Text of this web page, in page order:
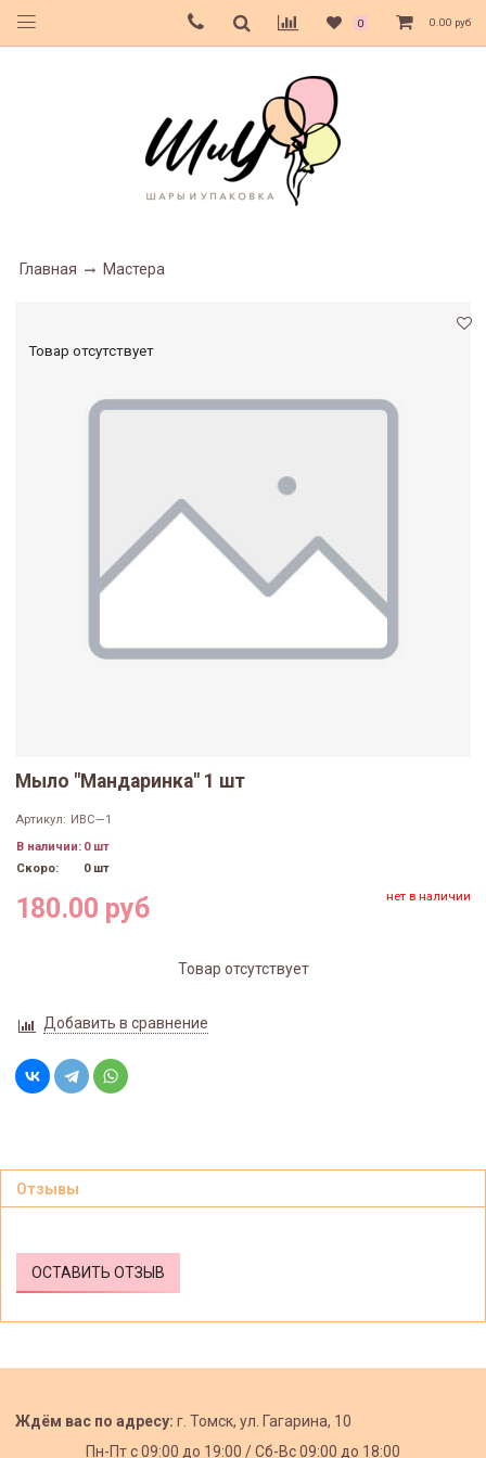
0 0.00 руб
Главная Мастера
Товар отсутствует
Мыло "Мандаринка" 1 шт
Артикул: ИВС—1
В наличии: 0 шт
Скоро:
0 шт
180.00 руб нет в наличии
Товар отсутствует
Добавить в сравнение
Отзывы
ОСТАВИТЬ ОТЗЫВ
Ждём вас по адресу: г. Томск, ул. Гагарина, 10
Пн-Пт с09:00 до 19:00 /Сб-Вс 09:00 до 18:00